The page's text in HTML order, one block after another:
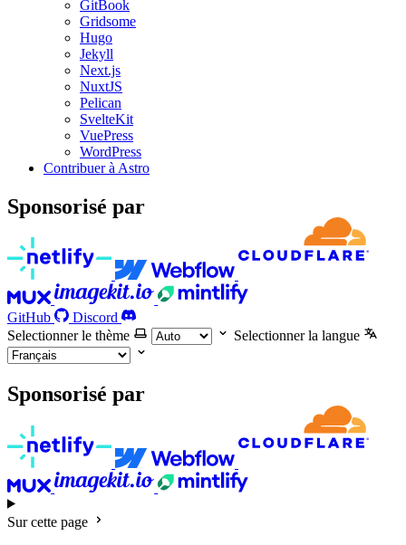
GitBook
Gridsome
Hugo
Jekyll
Next.js
NuxtJS
Pelican
SvelteKit
VuePress
WordPress
Contribuer à Astro
Sponsorisé par
GitHub
Discord
Selectionner le thème
Selectionner la langue
Sponsorisé par
Sur cette page